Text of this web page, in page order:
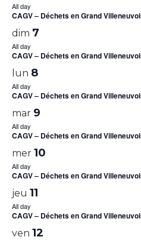
All day
CAGV – Déchets en Grand
dim 7
All day
CAGV – Déchets en Grand
lun 8
All day
CAGV – Déchets en Grand
mar 9
All day
CAGV – Déchets en Grand
mer 10
All day
CAGV – Déchets en Grand
jeu 11
All day
CAGV – Déchets en Grand
ven 12